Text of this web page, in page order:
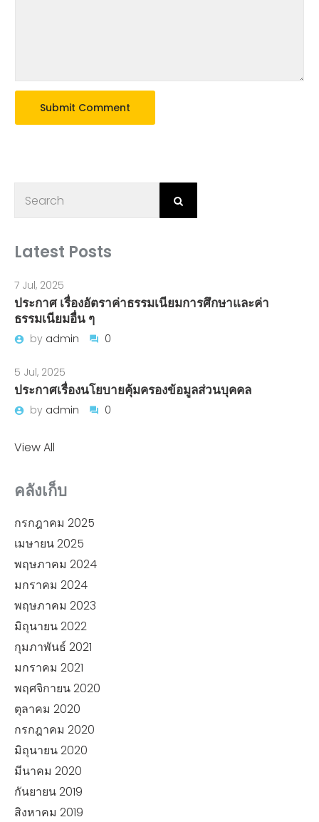
Latest Posts
7 Jul, 2025
ประกาศ เรื่องอัตราค่าธรรมเนียมการศึกษาและค่า
ธรรมเนียมอื่น ๆ
by admin 0
5 Jul, 2025
ประกาศเรื่องนโยบายคุ้มครองข้อมูลส่วนบุคคล
by admin 0
View All
คลังเก็บ
กรกฎาคม 2025
เมษายน 2025
พฤษภาคม 2024
มกราคม 2024
พฤษภาคม 2023
มิถุนายน 2022
กุมภาพันธ์ 2021
มกราคม 2021
พฤศจิกายน 2020
ตุลาคม 2020
กรกฎาคม 2020
มิถุนายน 2020
มีนาคม 2020
กันยายน 2019
สิงหาคม 2019